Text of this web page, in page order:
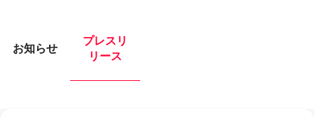
お知らせ
プレスリ
リース